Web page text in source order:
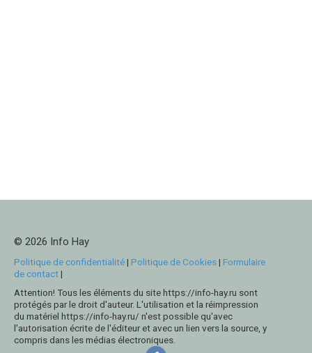
© 2026 Info Hay
Politique de confidentialité| Politique de Cookies| Formulaire
de contact|
Attention! Tous les éléments du site https://info-hay.ru sont
protégés par le droit d'auteur. L'utilisation et la réimpression
du matériel https://info-hay.ru/ n'est possible qu'avec
l'autorisation écrite de l'éditeur et avec un lien vers la source, y
compris dans les médias électroniques.